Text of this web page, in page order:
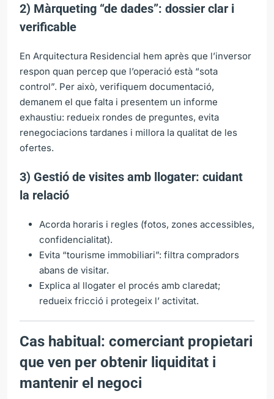
2) Màrqueting “de dades”: dossier clar i
verificable
En Arquitectura Residencial hem après que l’inversor
respon quan percep que l’operació està “sota
control”. Per això, verifiquem documentació,
demanem el que falta i presentem un informe
exhaustiu: redueix rondes de preguntes, evita
renegociacions tardanes i millora la qualitat de les
ofertes.
3) Gestió de visites amb llogater: cuidant
la relació
Acorda horaris i regles (fotos, zones accessibles,
confidencialitat).
Evita “tourisme immobiliari”: filtra compradors
abans de visitar.
Explica al llogater el procés amb claredat;
redueix fricció i protegeix l’ activitat.
Cas habitual: comerciant propietari
que ven per obtenir liquiditat i
mantenir el negoci